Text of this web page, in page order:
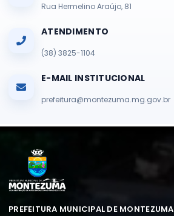
Rua Hermelino Araújo, 81
ATENDIMENTO
(38) 3825-1104
E-MAIL INSTITUCIONAL
prefeitura@montezuma.mg.gov.br
PREFEITURA MUNICIPAL DE MONTEZUMA